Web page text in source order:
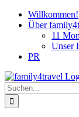
Zum
Inhalt
Willkommen!
Über
11
Unser
PR
instagram
facebook
pinterest
Suche
nach: